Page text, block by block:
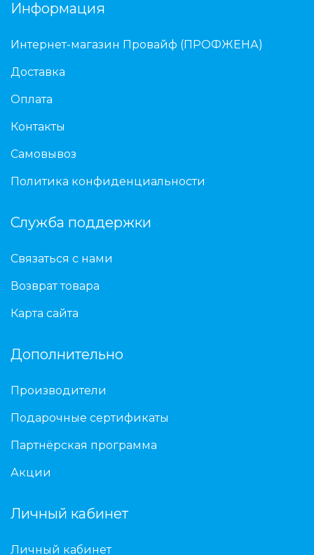
Информация
Интернет-магазин Провайф (ПРОФЖЕНА)
Доставка
Оплата
Контакты
Самовывоз
Политика конфиденциальности
Служба поддержки
Связаться с нами
Возврат товара
Карта сайта
Дополнительно
Производители
Подарочные сертификаты
Партнёрская программа
Акции
Личный кабинет
Личный кабинет